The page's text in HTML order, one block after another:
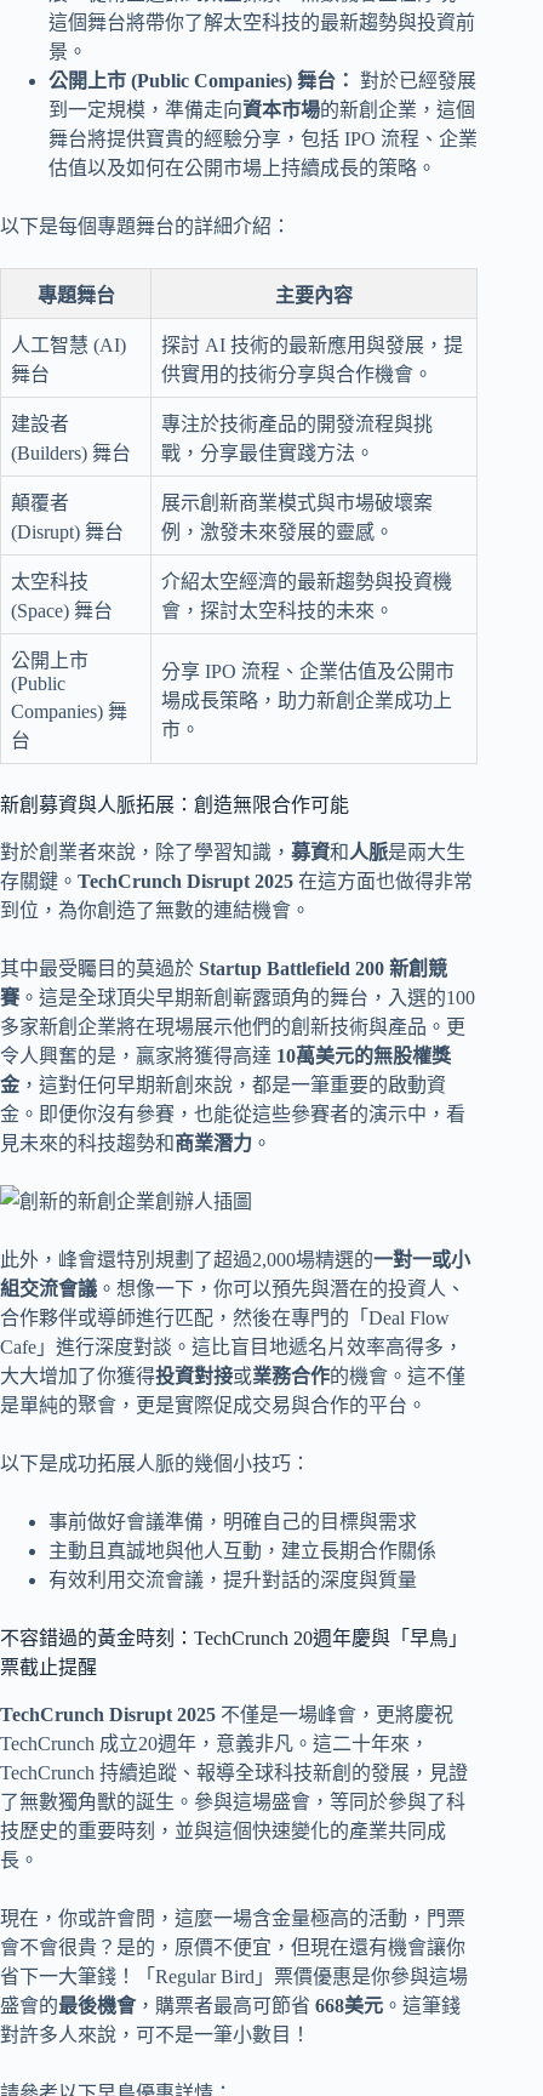
這個舞台將帶你了解太空科技的最新趨勢與投資前
景。
公開上市 (Public Companies) 舞台： 對於已經發展
到一定規模，準備走向資本市場的新創企業，這個
舞台將提供寶貴的經驗分享，包括 IPO 流程、企業
估值以及如何在公開市場上持續成長的策略。
以下是每個專題舞台的詳細介紹：
專題舞台 主要內容
人工智慧 (AI)
舞台
探討 AI 技術的最新應用與發展，提
供實用的技術分享與合作機會。
建設者
(Builders) 舞台
專注於技術產品的開發流程與挑
戰，分享最佳實踐方法。
顛覆者
(Disrupt) 舞台
展示創新商業模式與市場破壞案
例，激發未來發展的靈感。
太空科技
(Space) 舞台
介紹太空經濟的最新趨勢與投資機
會，探討太空科技的未來。
公開上市
(Public
Companies) 舞
台
分享 IPO 流程、企業估值及公開市
場成長策略，助力新創企業成功上
市。
新創募資與人脈拓展：創造無限合作可能
對於創業者來說，除了學習知識， 募資和 人脈是兩大生
存關鍵。 TechCrunch Disrupt 2025 在這方面也做得非常
到位，為你創造了無數的連結機會。
其中最受矚目的莫過於 Startup Battlefield 200 新創競
賽 。這是全球頂尖早期新創嶄露頭角的舞台，入選的100
多家新創企業將在現場展示他們的創新技術與產品。更
令人興奮的是，贏家將獲得高達 10萬美元的無股權獎
金 ，這對任何早期新創來說，都是一筆重要的啟動資
金。即便你沒有參賽，也能從這些參賽者的演示中，看
見未來的科技趨勢和商業潛力 。
此外，峰會還特別規劃了超過2,000場精選的一對一或小
組交流會議 。想像一下，你可以預先與潛在的投資人、
合作夥伴或導師進行匹配，然後在專門的「Deal Flow
Cafe」進行深度對談。這比盲目地遞名片效率高得多，
大大增加了你獲得投資對接或業務合作的機會。這不僅
是單純的聚會，更是實際促成交易與合作的平台。
以下是成功拓展人脈的幾個小技巧：
事前做好會議準備，明確自己的目標與需求
主動且真誠地與他人互動，建立長期合作關係
有效利用交流會議，提升對話的深度與質量
不容錯過的黃金時刻：TechCrunch 20週年慶與「早鳥」
票截止提醒
TechCrunch Disrupt 2025 不僅是一場峰會，更將慶祝
TechCrunch 成立20週年，意義非凡。這二十年來，
TechCrunch 持續追蹤、報導全球科技新創的發展，見證
了無數獨角獸的誕生。參與這場盛會，等同於參與了科
技歷史的重要時刻，並與這個快速變化的產業共同成
長。
現在，你或許會問，這麼一場含金量極高的活動，門票
會不會很貴？是的，原價不便宜，但現在還有機會讓你
省下一大筆錢！「Regular Bird」票價優惠是你參與這場
盛會的最後機會，購票者最高可節省 668美元 。這筆錢
對許多人來說，可不是一筆小數目！